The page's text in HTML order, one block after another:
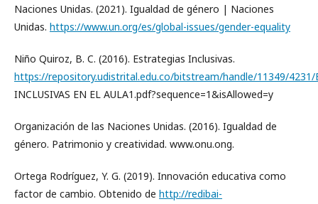
Naciones Unidas. (2021). Igualdad de género | Naciones
Unidas. https://www.un.org/es/global-issues/gender-equality
Niño Quiroz, B. C. (2016). Estrategias Inclusivas.
https://repository.udistrital.edu.co/bitstream/handle/11349/4231/
INCLUSIVAS EN EL AULA1.pdf?sequence=1&isAllowed=y
Organización de las Naciones Unidas. (2016). Igualdad de
género. Patrimonio y creatividad. www.onu.ong.
Ortega Rodríguez, Y. G. (2019). Innovación educativa como
factor de cambio. Obtenido de http://redibai-